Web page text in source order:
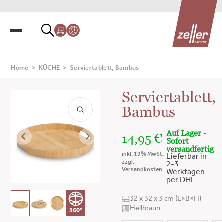
Home > KÜCHE > Serviertablett, Bambus
360°
Serviertablett,
Bambus
14,95€
inkl. 19% MwSt.
zzgl.
Versandkosten
Auf Lager -
Sofort
versandfertig
Lieferbar in
2-3
Werktagen
per DHL
32 x 32 x 3 cm (L×B×H)
Hellbraun